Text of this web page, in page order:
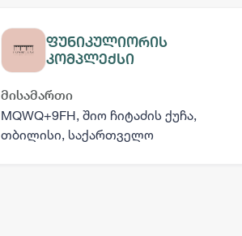
ფუნიკულიორის
კომპლექსი
მისამართი
MQWQ+9FH, შიო ჩიტაძის ქუჩა,
თბილისი, საქართველო